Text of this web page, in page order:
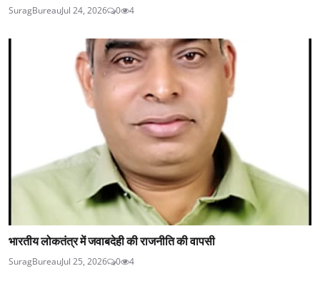
SuragBureauJul 24, 2026 0 4
भारतीय लोकतंत्र में जवाबदेही की राजनीति की वापसी
SuragBureauJul 25, 2026 0 4